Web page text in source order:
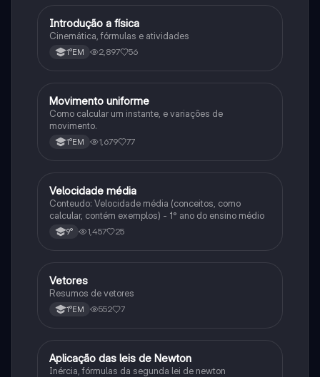
Física
Introdução a física
Cinemática, fórmulas e atividades
1°EM 2,897 56
Física
Movimento uniforme
Como calcular um instante, e variações de
movimento.
1°EM 1,679 77
Física
Velocidade média
Conteudo: Velocidade média (conceitos, como
calcular, contém exemplos) - 1° ano do ensino médio
9° 1,457 25
Física
Vetores
Resumos de vetores
1°EM 552 7
Física
Aplicação das leis de Newton
Inércia, fórmulas da segunda lei de newton